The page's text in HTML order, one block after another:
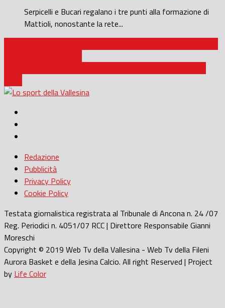
Serpicelli e Bucari regalano i tre punti alla formazione di
Mattioli, nonostante la rete...
Redazione
Pubblicità
Privacy Policy
Cookie Policy
Testata giornalistica registrata al Tribunale di Ancona n. 24 /07
Reg. Periodici n. 4051/07 RCC | Direttore Responsabile Gianni
Moreschi
Copyright © 2019 Web Tv della Vallesina - Web Tv della Fileni
Aurora Basket e della Jesina Calcio. All right Reserved | Project
by Life Color